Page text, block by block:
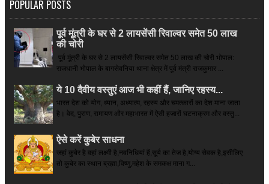
POPULAR POSTS
पूर्व मूंत्री के घर से 2 लायसेंसी रिवाल्वर समेत 50 लाख
की चोरी
पूर्व मूंत्री के घर से 2 लायसेंसी रिवाल्वर समेत 50 लाख की चोरी भोपाल:
राजधानी भोपाल के बागसेवनिया थाना क्षेत्र में पूर्व मंत्री राजकुमार ...
ये 10 दैवीय वस्तुएं आज भी कहीं हैं, जानिए रहस्य...
भारत देश को योग, ध्यान, अध्यात्म, रहस्य और चमत्कारों का देश माना जाता
है। वेद, पुराण, रामायण और महाभारत में ऐसी हजारों घटनाक्रम और वस्तु...
ऐसे करें कुबेर साधना
जहां कुबेर है­ वहां लक्ष्मी है,नवनिधियां हैं,सूर्य का तेज है,योग्य सेवक है,इसीलिए
तो कुबेर का स्थान ब्रह्मा,विष्णु,महेश के समकक्ष माना ग...